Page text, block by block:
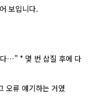
보입니다.
…” * 몇 번 삽질 후에 다
오류 얘기하는 거였